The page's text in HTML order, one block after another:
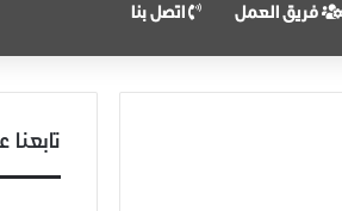
فريق العمل اتصل بنا